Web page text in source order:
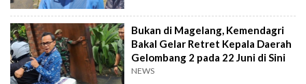
Bukan di Magelang, Kemendagri
Bakal Gelar Retret Kepala Daerah
Gelombang 2 pada 22 Juni di Sini
NEWS